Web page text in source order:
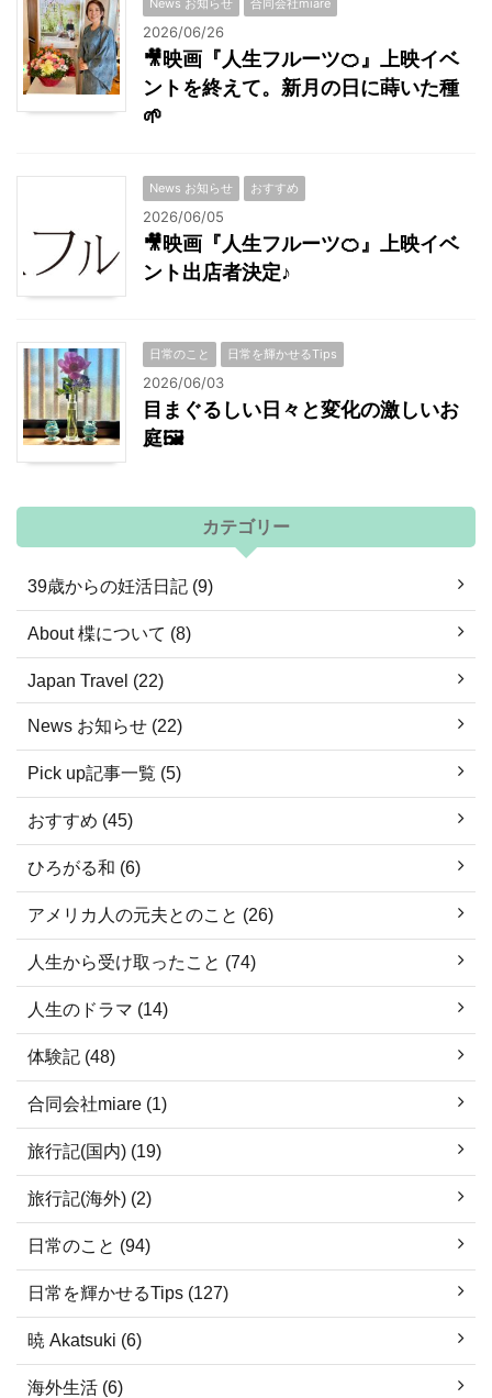
News お知らせ 合同会社miare
2026/06/26
🎥映画『人生フルーツ🍊』上映イベ
ントを終えて。新月の日に蒔いた種
🌱
News お知らせ おすすめ
2026/06/05
🎥映画『人生フルーツ🍊』上映イベ
ント出店者決定♪
日常のこと 日常を輝かせるTips
2026/06/03
目まぐるしい日々と変化の激しいお
庭🖼
カテゴリー
39歳からの妊活日記 (9)
About 楪について (8)
Japan Travel (22)
News お知らせ (22)
Pick up記事一覧 (5)
おすすめ (45)
ひろがる和 (6)
アメリカ人の元夫とのこと (26)
人生から受け取ったこと (74)
人生のドラマ (14)
体験記 (48)
合同会社miare (1)
旅行記(国内) (19)
旅行記(海外) (2)
日常のこと (94)
日常を輝かせるTips (127)
暁 Akatsuki (6)
海外生活 (6)